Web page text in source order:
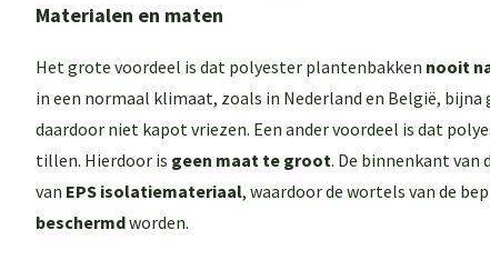
Materialen en maten
Het grote voordeel is dat polyester plantenbakken nooit
in een normaal klimaat, zoals in Nederland en België, bijna
daardoor niet kapot vriezen. Een ander voordeel is dat
tillen. Hierdoor is geen maat te groot. De binnenkant van
van EPS isolatiemateriaal, waardoor de wortels van de
beschermdworden.